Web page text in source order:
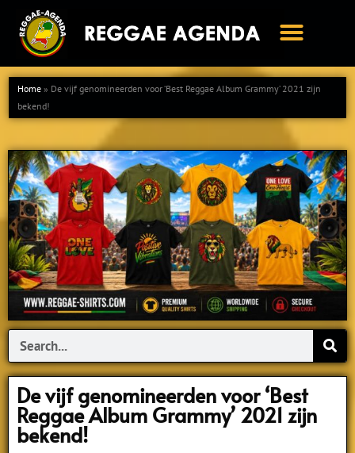
naar
inhoud
Home » De vijf genomineerden voor ‘Best Reggae Album Grammy’ 2021 zijn
bekend!
Search
De vijf genomineerden voor ‘Best
Reggae Album Grammy’ 2021 zijn
bekend!